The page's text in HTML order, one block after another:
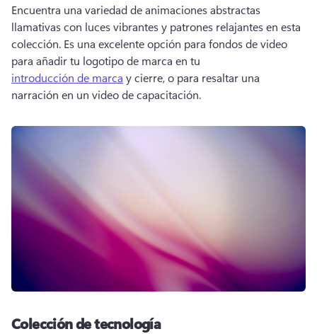
Encuentra una variedad de animaciones abstractas
llamativas con luces vibrantes y patrones relajantes en esta
colección. Es una excelente opción para fondos de video
para añadir tu logotipo de marca en tu
introducción de marca y cierre, o para resaltar una
narración en un video de capacitación.
Colección de tecnología